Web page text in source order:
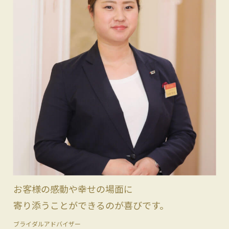
お客様の感動や幸せの場面に
寄り添うことができるのが喜びです。
ブライダルアドバイザー